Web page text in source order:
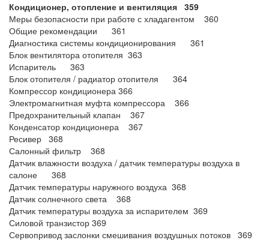
Кондиционер, отопление и вентиляция 359
Меры безопасности при работе с хладагентом 360
Общие рекомендации 361
Диагностика системы кондиционирования 361
Блок вентилятора отопителя 363
Испаритель 363
Блок отопителя / радиатор отопителя 364
Компрессор кондиционера 366
Электромагнитная муфта компрессора 366
Предохранительный клапан 367
Конденсатор кондиционера 367
Ресивер 368
Салонный фильтр 368
Датчик влажности воздуха / датчик температуры воздуха в
салоне 368
Датчик температуры наружного воздуха 368
Датчик солнечного света 368
Датчик температуры воздуха за испарителем 369
Силовой транзистор 369
Сервопривод заслонки смешивания воздушных потоков 369